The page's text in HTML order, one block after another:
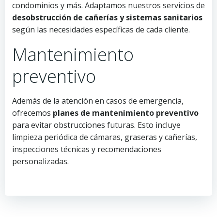
condominios y más. Adaptamos nuestros servicios de
desobstrucción de cañerías y sistemas sanitarios
según las necesidades específicas de cada cliente.
Mantenimiento
preventivo
Además de la atención en casos de emergencia,
ofrecemos planes de mantenimiento preventivo
para evitar obstrucciones futuras. Esto incluye
limpieza periódica de cámaras, graseras y cañerías,
inspecciones técnicas y recomendaciones
personalizadas.